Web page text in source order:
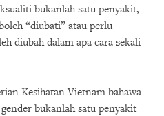
bukanlah satu penyakit,
“diubati” atau perlu
diubah dalam apa cara sekali
Kesihatan Vietnam bahawa
bukanlah satu penyakit